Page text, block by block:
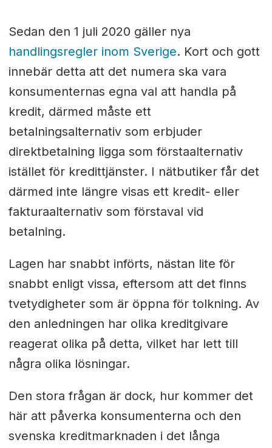
Sedan den 1 juli 2020 gäller nya
handlingsregler inom Sverige. Kort och gott
innebär detta att det numera ska vara
konsumenternas egna val att handla på
kredit, därmed måste ett
betalningsalternativ som erbjuder
direktbetalning ligga som förstaalternativ
istället för kredittjänster. I nätbutiker får det
därmed inte längre visas ett kredit- eller
fakturaalternativ som förstaval vid
betalning.
Lagen har snabbt införts, nästan lite för
snabbt enligt vissa, eftersom att det finns
tvetydigheter som är öppna för tolkning. Av
den anledningen har olika kreditgivare
reagerat olika på detta, vilket har lett till
några olika lösningar.
Den stora frågan är dock, hur kommer det
här att påverka konsumenterna och den
svenska kreditmarknaden i det långa